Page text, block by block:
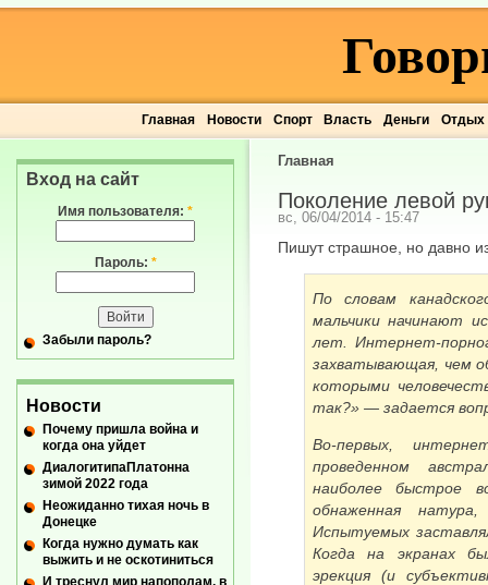
Главная Новости Спорт Власть Деньги Отдых
Главная
Поколение левой
вс, 06/04/2014 - 15:47
Пишут страшное, но давно
По словам
мальчики начинают
лет. Интернет-
захватывающая, чем
которыми
так?» — задается
Во-первых,
проведенном
наиболее быстрое
обнаженная
Испытуемых
Когда на экранах
эрекция (и
Вход на сайт
Имя пользователя: *
Пароль: *
Забыли пароль?
Новости
Почему пришла война и
когда она уйдет
ДиалогитипаПлатонна
зимой 2022 года
Неожиданно тихая ночь в
Донецке
Когда нужно думать как
выжить и не оскотиниться
И треснул мир напополам, в